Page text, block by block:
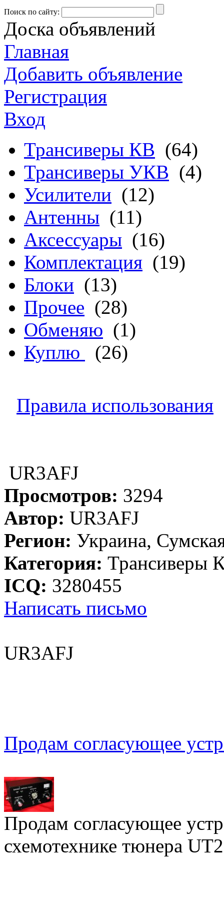
Поиск по сайту:
Доска объявлений
Главная
Добавить объявление
Регистрация
Вход
Трансиверы КВ (64)
Трансиверы УКВ (4)
Усилители (12)
Антенны (11)
Аксессуары (16)
Комплектация (19)
Блоки (13)
Прочее (28)
Обменяю (1)
Куплю
(26)
Правила использования
UR3AFJ
Просмотров: 3294
Автор: UR3AFJ
Регион: Украина,
Категория: Трансиверы
ICQ: 3280455
Написать письмо
UR3AFJ
Продам согласующее
Продам согласующее
схемотехнике тюнера